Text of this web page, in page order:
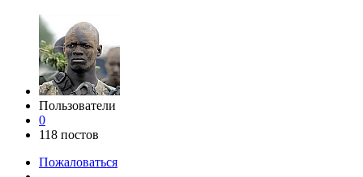
Пользователи
0
118 постов
Пожаловаться